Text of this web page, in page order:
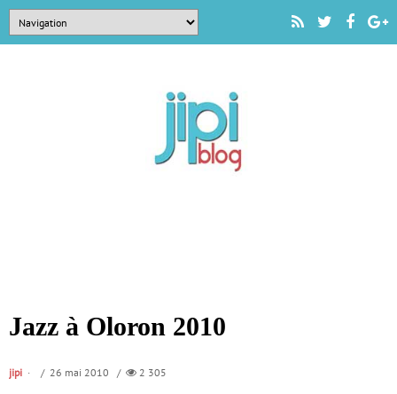
Jazz à Oloron 2010
jipi / 26 mai 2010 / 2 305